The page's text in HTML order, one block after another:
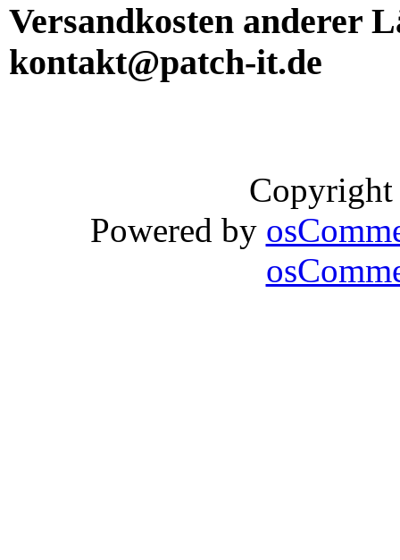
Versandkosten anderer
kontakt@patch-it.de
Powered by